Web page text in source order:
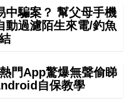
騙案？ 幫父母手機
動過濾陌生來電/釣魚
門App驚爆無聲偷睇
自保教學